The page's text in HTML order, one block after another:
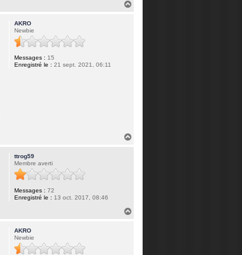
AKRO
Newbie
Messages : 15
Enregistré le : 21 sept. 2021, 06:11
ttrog59
Membre averti
Messages : 72
Enregistré le : 13 oct. 2017, 08:46
AKRO
Newbie